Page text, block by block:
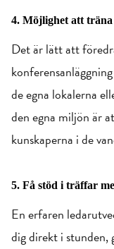
4. Möjlighet att träna
Det är lätt att
de egna lokalerna
den egna miljön är
kunskaperna i de
5. Få stöd i träffar
En erfaren
dig direkt i stunden,